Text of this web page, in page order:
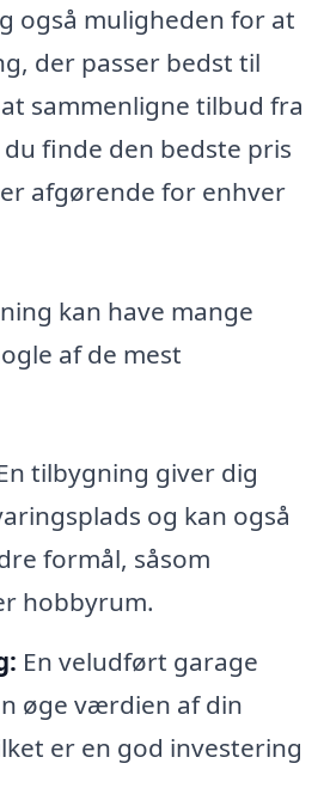
også muligheden for at
der passer bedst til
sammenligne tilbud fra
finde den bedste pris
afgørende for enhver
kan have mange
af de mest
tilbygning giver dig
og kan også
formål, såsom
hobbyrum.
En veludført garage
øge værdien af din
er en god investering